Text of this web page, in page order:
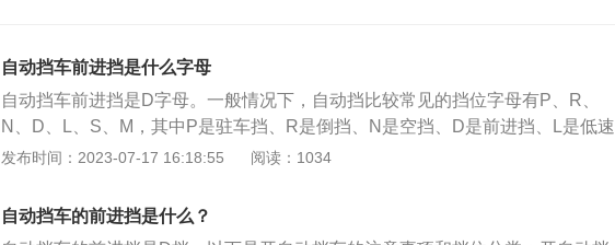
自动挡车前进挡是什么字母
自动挡车前进挡是D字母。一般情况下，自动挡比较常见的挡位字母有P、R、
N、D、L、S、M，其中P是驻车挡、R是倒挡、N是空挡、D是前进挡、L是低速
挡、S是运动模式，M档就是变速箱的手动挡模式。D全称Drive，前进挡，也称
在这里，可以限制汽车的挡位自动地只在最低挡上。
发布时间：2023-07-17 16:18:55 阅读：1034
自动挡车的前进挡是什么？